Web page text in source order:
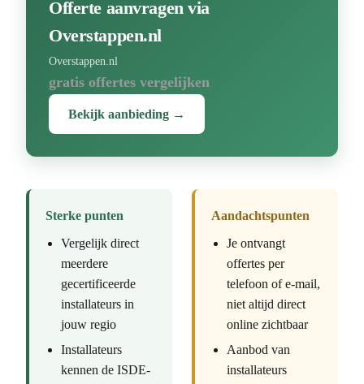
Offerte aanvragen via
Overstappen.nl
Overstappen.nl
gratis offertes vergelijken
Bekijk aanbieding →
Sterke punten
Vergelijk direct
meerdere
gecertificeerde
installateurs in
jouw regio
Installateurs
kennen de ISDE-
Aandachtspunten
Je ontvangt
offertes per
telefoon of e-mail,
niet altijd direct
online zichtbaar
Aanbod van
installateurs